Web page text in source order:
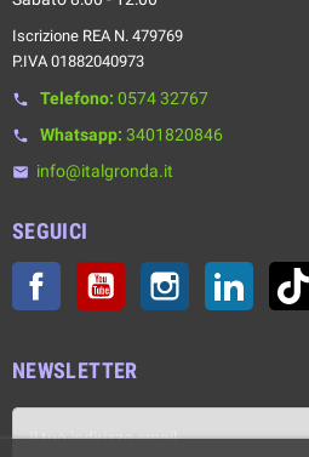
Iscrizione REA N. 479769
P.IVA 01882040973
phone Telefono: 0574 32767
phone Whatsapp: 3401820846
email info@italgronda.it
SEGUICI
Facebook YouTube Instagram LinkedIn
NEWSLETTER